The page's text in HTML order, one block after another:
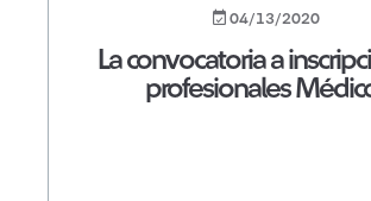
04/13/2020
La convocatoria a
profesionales